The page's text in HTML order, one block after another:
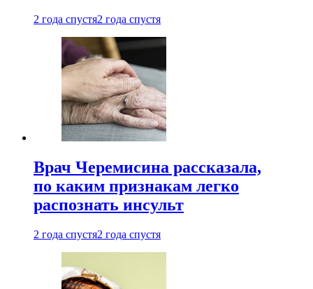
2 года спустя2 года спустя
Врач Черемисина рассказала,
по каким признакам легко
распознать инсульт
2 года спустя2 года спустя